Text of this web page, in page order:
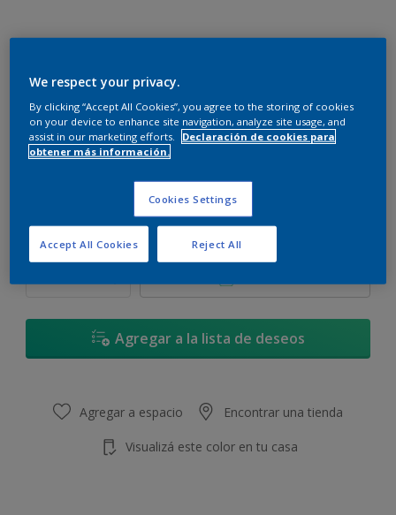
Virtuoso - 30BB 47/179
Cambiar de color
Tamaño
3,6 L
Cantidad Calculadora de pintura
Agregar a la lista de deseos
Agregar a espacio Encontrar una tienda
Visualizá este color en tu casa
We respect your privacy.
By clicking “Accept All Cookies”, you agree to the storing of cookies
on your device to enhance site navigation, analyze site usage, and
assist in our marketing efforts.
Declaración de cookies para
obtener más información.
Cookies Settings
Reject All
Accept All Cookies